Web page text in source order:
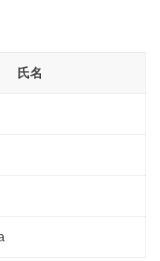
氏名